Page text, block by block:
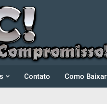
Contato Como Baixar